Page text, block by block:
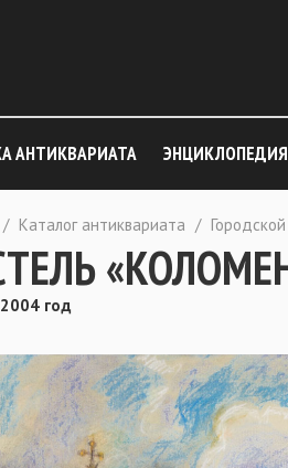
АНТИКВАРИАТА ЭНЦИКЛОПЕДИЯ
/ Каталог антиквариата /
год